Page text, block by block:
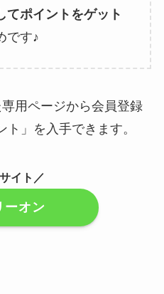
てポイントをゲット
です♪
用ページから会員登録
」を入手できます。
イト／
ーオン